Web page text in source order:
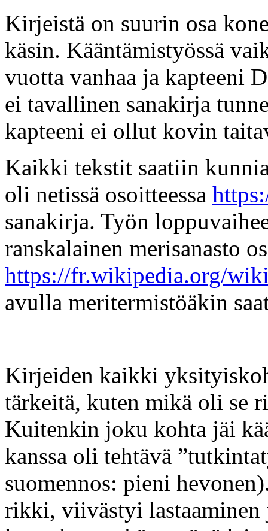
Kirjeistä on suurin osa
käsin. Kääntämistyössä
vuotta vanhaa ja kapteeni
ei tavallinen sanakirja
kapteeni ei ollut kovin
Kaikki tekstit saatiin
oli netissä osoitteessa
sanakirja. Työn
ranskalainen merisanasto
https://fr.wikipedia.org/
avulla meritermistöäkin
Kirjeiden kaikki
tärkeitä, kuten mikä oli se
Kuitenkin joku kohta jäi
kanssa oli tehtävä
suomennos: pieni
rikki, viivästyi